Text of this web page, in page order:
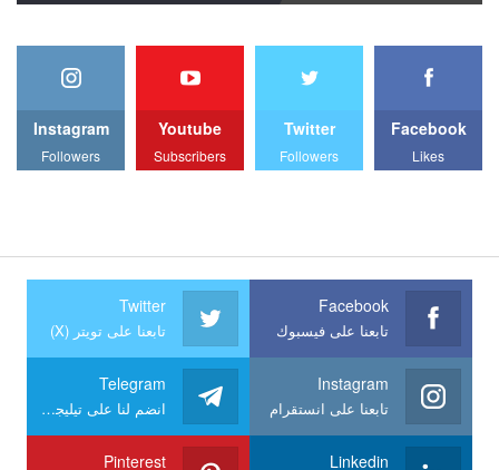
Facebook
Likes
Twitter
Followers
Youtube
Subscribers
Instagram
Followers
Facebook
تابعنا على فيسبوك
Twitter
تابعنا على تويتر (X)
Instagram
تابعنا على انستقرام
Telegram
انضم لنا على تيليجرام
Linkedin
Pinterest